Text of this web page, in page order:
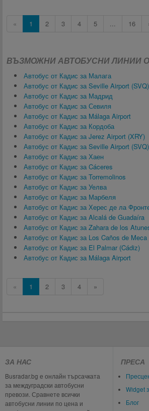
« 1 2 3 4 5 ... 16
ВЪЗМОЖНИ АВТОБУСНИ ЛИНИИ
Автобус от Кадис за Малага
Автобус от Кадис за Seville Airport (SVQ)
Автобус от Кадис за Мадрид
Автобус от Кадис за Севиля
Автобус от Кадис за Málaga Airport
Автобус от Кадис за Кордоба
Автобус от Кадис за Jerez Airport (XRY)
Автобус от Кадис за Seville Airport (SVQ)
Автобус от Кадис за Хаен
Автобус от Кадис за Cáceres
Автобус от Кадис за Torremolinos
Автобус от Кадис за Уелва
Автобус от Кадис за Марбеля
Автобус от Кадис за Херес де ла
Автобус от Кадис за Alcalá de Guadaíra
Автобус от Кадис за Zahara de los
Автобус от Кадис за Los Caños de Meca
Автобус от Кадис за El Palmar (Cádiz)
Автобус от Кадис за Málaga Airport
« 1 2 3 4 »
ЗА НАС
Busradar.bg е онлайн търсачката
за междуградски автобусни
превози. Сравнете всички
автобусни линии по цена и
ПРЕСА
Widget
Блог